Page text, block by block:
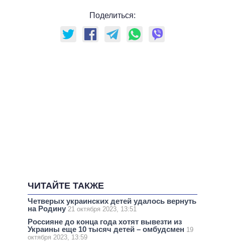
Поделиться:
ЧИТАЙТЕ ТАКЖЕ
Четверых украинских детей удалось вернуть
на Родину 21 октября 2023, 13:51
Россияне до конца года хотят вывезти из
Украины еще 10 тысяч детей – омбудсмен 19
октября 2023, 13:59